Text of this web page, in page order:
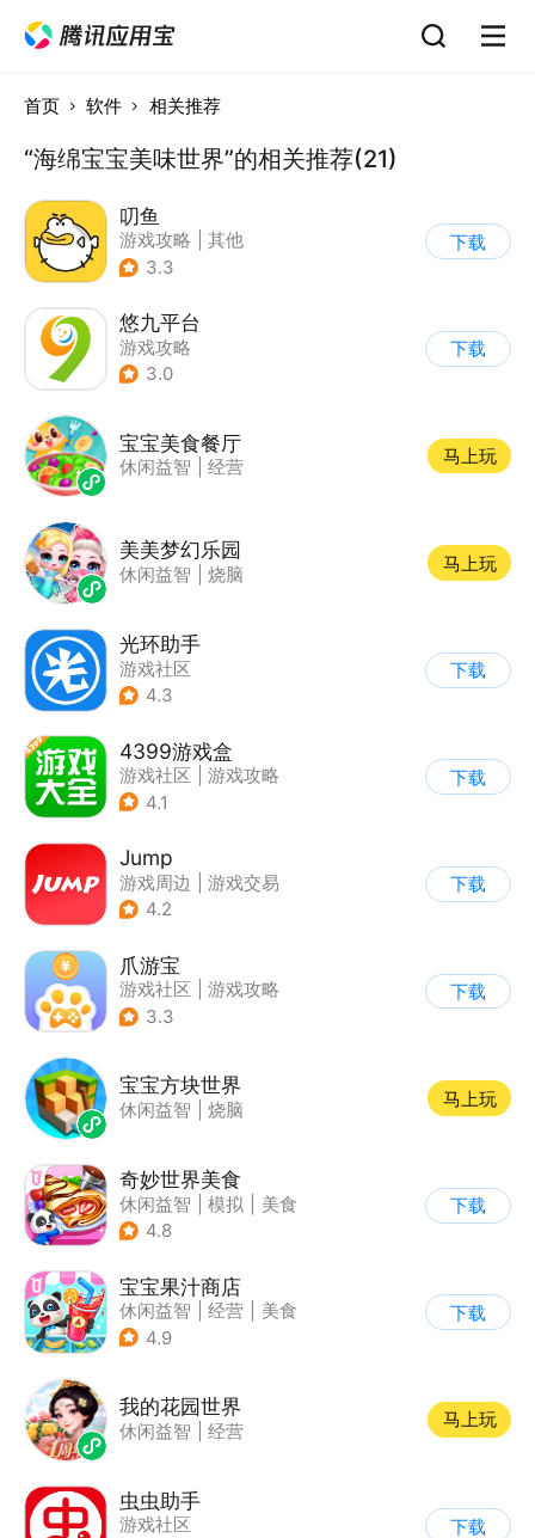
首页 软件 相关推荐
“海绵宝宝美味世界”的相关推荐(21)
叨鱼
游戏攻略
其他
3.3
下载
悠九平台
游戏攻略
3.0
下载
宝宝美食餐厅
休闲益智 经营
马上玩
美美梦幻乐园
休闲益智 烧脑
马上玩
光环助手
游戏社区
4.3
下载
4399游戏盒
游戏社区
游戏攻略
4.1
下载
Jump
游戏周边
游戏交易
| 游戏社区
4.2
下载
爪游宝
游戏社区
游戏攻略
3.3
下载
宝宝方块世界
休闲益智 烧脑
马上玩
奇妙世界美食
休闲益智 模拟
美食
| 宝宝巴士
4.8
下载
宝宝果汁商店
休闲益智 经营
美食
| 宝宝巴士
4.9
下载
我的花园世界
休闲益智 经营
马上玩
虫虫助手
游戏社区
下载